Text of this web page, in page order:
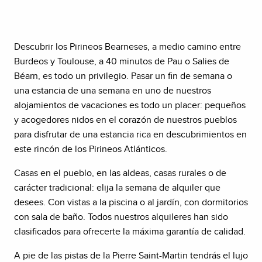
Descubrir los Pirineos Bearneses, a medio camino entre
Burdeos y Toulouse, a 40 minutos de Pau o Salies de
Béarn, es todo un privilegio. Pasar un fin de semana o
una estancia de una semana en uno de nuestros
alojamientos de vacaciones es todo un placer: pequeños
y acogedores nidos en el corazón de nuestros pueblos
para disfrutar de una estancia rica en descubrimientos en
este rincón de los Pirineos Atlánticos.
Casas en el pueblo, en las aldeas, casas rurales o de
carácter tradicional: elija la semana de alquiler que
desees. Con vistas a la piscina o al jardín, con dormitorios
con sala de baño. Todos nuestros alquileres han sido
clasificados para ofrecerte la máxima garantía de calidad.
A pie de las pistas de la Pierre Saint-Martin tendrás el lujo